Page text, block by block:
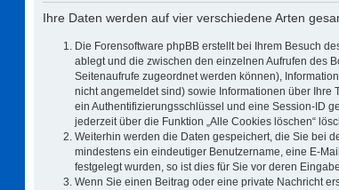
Ihre Daten werden auf vier verschiedene Arten
Die Forensoftware phpBB erstellt bei Ihrem Besuch
ablegt und die zwischen den einzelnen Aufrufen des
Seitenaufrufe zugeordnet werden können),
nicht angemeldet sind) sowie Informationen über Ihre
ein Authentifizierungsschlüssel und eine Session-ID
jederzeit über die Funktion „Alle Cookies löschen“
Weiterhin werden die Daten gespeichert, die Sie bei
mindestens ein eindeutiger Benutzername, eine E-
festgelegt wurden, so ist dies für Sie vor deren
Wenn Sie einen Beitrag oder eine private Nachricht